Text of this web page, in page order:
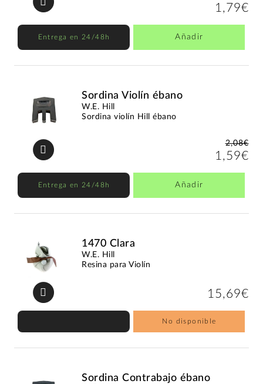
1,79€
Entrega en 24/48h Añadir
Sordina Violín ébano
W.E. Hill
Sordina violín Hill ébano
2,08€
1,59€
Entrega en 24/48h Añadir
1470 Clara
W.E. Hill
Resina para Violín
15,69€
No disponible
Sordina Contrabajo ébano